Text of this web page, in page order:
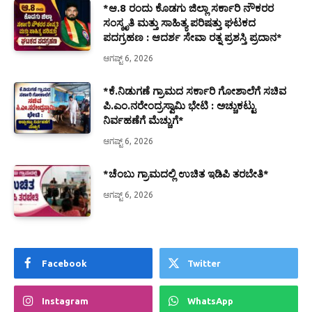
*ಆ.8 ರಂದು ಕೊಡಗು ಜಿಲ್ಲಾ ಸರ್ಕಾರಿ ನೌಕರರ
ಸಂಸ್ಕೃತಿ ಮತ್ತು ಸಾಹಿತ್ಯ ಪರಿಷತ್ತು ಘಟಕದ
ಪದಗ್ರಹಣ : ಆದರ್ಶ ಸೇವಾ ರತ್ನ ಪ್ರಶಸ್ತಿ ಪ್ರದಾನ*
ಆಗಷ್ಟ್ 6, 2026
*ಕೆ.ನಿಡುಗಣೆ ಗ್ರಾಮದ ಸರ್ಕಾರಿ ಗೋಶಾಲೆಗೆ ಸಚಿವ
ಪಿ.ಎಂ.ನರೇಂದ್ರಸ್ವಾಮಿ ಭೇಟಿ : ಅಚ್ಚುಕಟ್ಟು
ನಿರ್ವಹಣೆಗೆ ಮೆಚ್ಚುಗೆ*
ಆಗಷ್ಟ್ 6, 2026
*ಚೆಂಬು ಗ್ರಾಮದಲ್ಲಿ ಉಚಿತ ಇಡಿಪಿ ತರಬೇತಿ*
ಆಗಷ್ಟ್ 6, 2026
Facebook Twitter
Instagram WhatsApp